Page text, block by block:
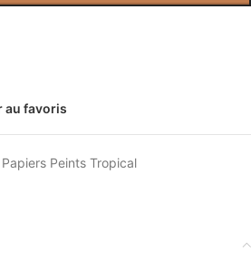
au favoris
Papiers Peints Tropical